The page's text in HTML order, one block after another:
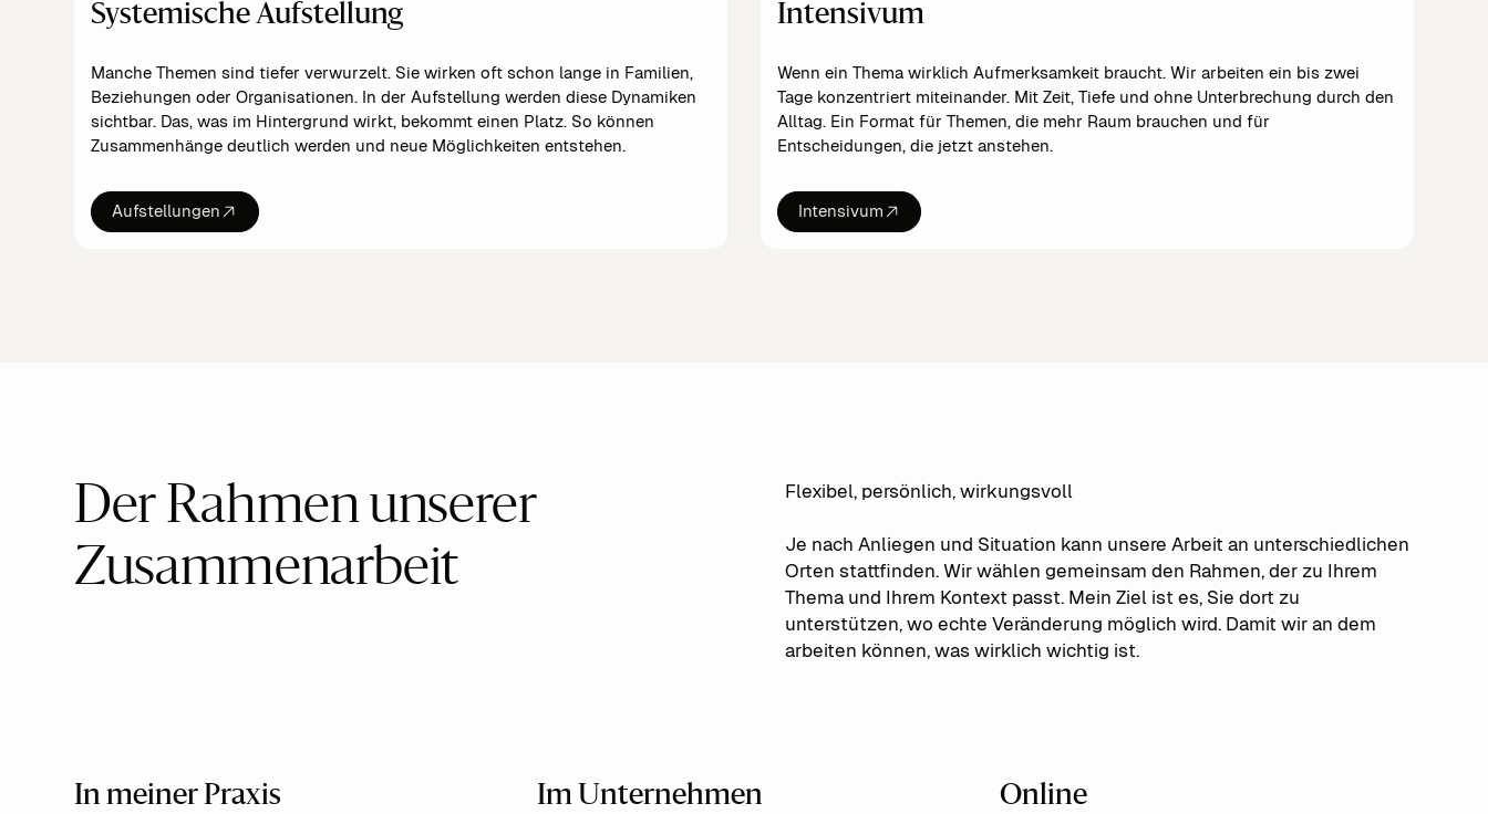
Systemische Aufstellung
Manche Themen sind tiefer verwurzelt. Sie wirken oft schon lange in Familien,
Beziehungen oder Organisationen. In der Aufstellung werden diese Dynamiken
sichtbar. Das, was im Hintergrund wirkt, bekommt einen Platz. So können
Zusammenhänge deutlich werden und neue Möglichkeiten entstehen.
Aufstellungen
Intensivum
Wenn ein Thema wirklich Aufmerksamkeit braucht. Wir arbeiten ein bis zwei
Tage konzentriert miteinander. Mit Zeit, Tiefe und ohne Unterbrechung durch den
Alltag. Ein Format für Themen, die mehr Raum brauchen und für
Entscheidungen, die jetzt anstehen.
Intensivum
Der Rahmen unserer
Zusammenarbeit
Flexibel, persönlich, wirkungsvoll
Je nach Anliegen und Situation kann unsere Arbeit an unterschiedlichen
Orten stattfinden. Wir wählen gemeinsam den Rahmen, der zu Ihrem
Thema und Ihrem Kontext passt. Mein Ziel ist es, Sie dort zu
unterstützen, wo echte Veränderung möglich wird. Damit wir an dem
arbeiten können, was wirklich wichtig ist.
In meiner Praxis Im Unternehmen Online